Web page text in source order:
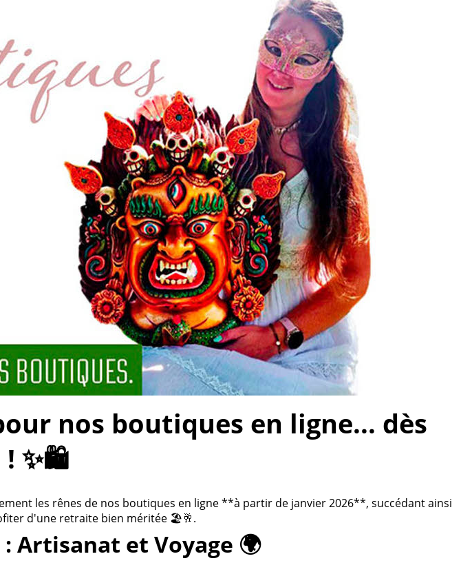
nos boutiques en ligne... dès
! ✨🛍️
les rênes de nos boutiques en ligne **à partir de janvier 2026**, succédant ainsi
d'une retraite bien méritée 🏖️🥂.
Artisanat et Voyage 🌍